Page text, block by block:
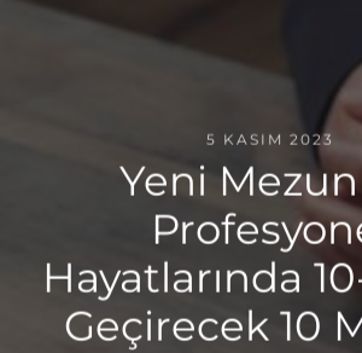
5 KASIM 2023
Yeni
Hayatlarında
Geçirecek 10